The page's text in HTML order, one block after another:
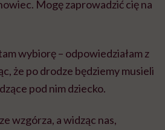
Mogę zaprowadzić cię na
wybiorę – odpowiedziałam z
że po drodze będziemy musieli
pod nim dziecko.
wzgórza, a widząc nas,